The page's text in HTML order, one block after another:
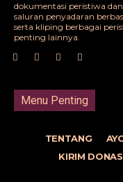
dokumentasi peristiwa
saluran penyadaran
serta kliping berbagai
penting lainnya.
Menu Penting
TENTANG
KIRIM